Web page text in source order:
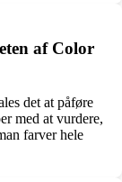
af ​​Color
det at påføre
med at vurdere,
farver hele